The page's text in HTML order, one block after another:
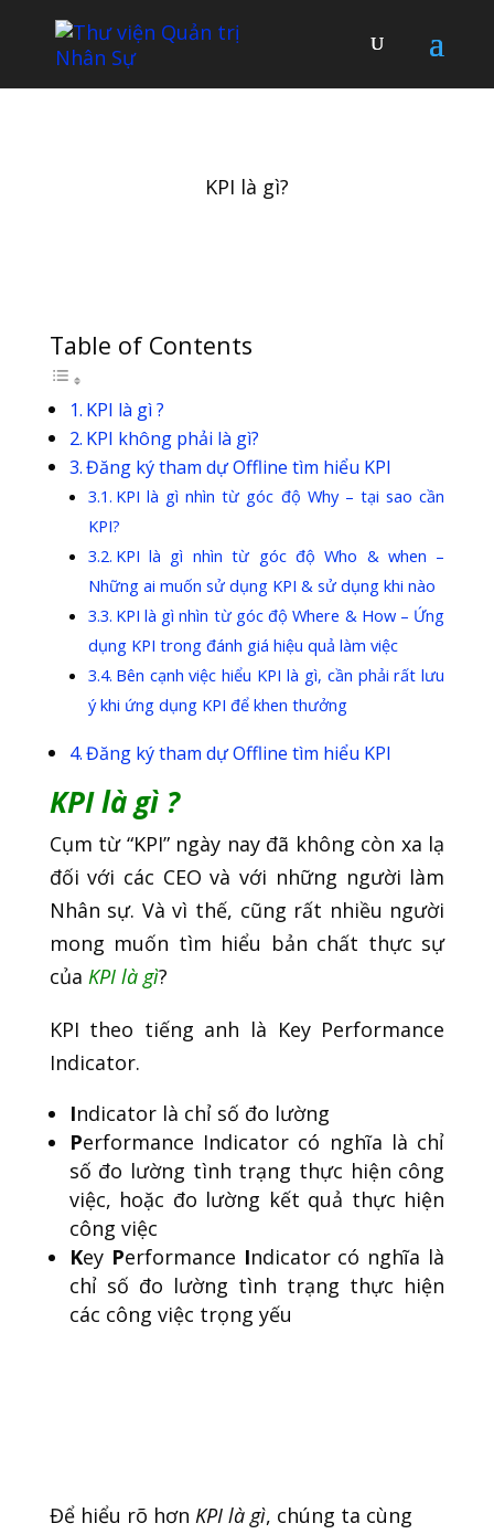
KPI là gì?
Table of Contents
KPI là gì ?
KPI không phải là gì?
Đăng ký tham dự Offline tìm hiểu KPI
KPI là gì nhìn từ góc độ Why – tại sao cần
KPI?
KPI là gì nhìn từ góc độ Who & when –
Những ai muốn sử dụng KPI & sử dụng khi nào
KPI là gì nhìn từ góc độ Where & How – Ứng
dụng KPI trong đánh giá hiệu quả làm việc
Bên cạnh việc hiểu KPI là gì, cần phải rất lưu
ý khi ứng dụng KPI để khen thưởng
Đăng ký tham dự Offline tìm hiểu KPI
KPI là gì ?
Cụm từ “KPI” ngày nay đã không còn xa lạ
đối với các CEO và với những người làm
Nhân sự. Và vì thế, cũng rất nhiều người
mong muốn tìm hiểu bản chất thực sự
của KPI là gì?
KPI theo tiếng anh là Key Performance
Indicator.
Indicator là chỉ số đo lường
Performance Indicator có nghĩa là chỉ
số đo lường tình trạng thực hiện công
việc, hoặc đo lường kết quả thực hiện
công việc
KeyPerformance Indicator có nghĩa là
chỉ số đo lường tình trạng thực hiện
các công việc trọng yếu
Để hiểu rõ hơn KPI là gì, chúng ta cùng